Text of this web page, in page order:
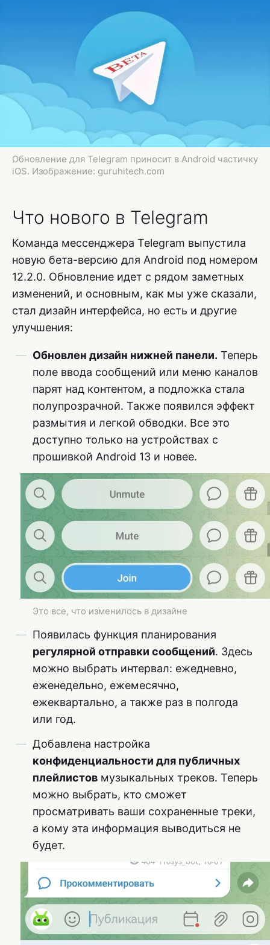
Обновление для Telegram приносит в Android частичку
iOS. Изображение: guruhitech.com
Что нового в Telegram
Команда мессенджера Telegram выпустила
новую бета-версию для Android под номером
12.2.0. Обновление идет с рядом заметных
изменений, и основным, как мы уже сказали,
стал дизайн интерфейса, но есть и другие
улучшения:
Обновлен дизайн нижней панели. Теперь
поле ввода сообщений или меню каналов
парят над контентом, а подложка стала
полупрозрачной. Также появился эффект
размытия и легкой обводки. Все это
доступно только на устройствах с
прошивкой Android 13 и новее.
Это все, что изменилось в дизайне
Появилась функция планирования
регулярной отправки сообщений. Здесь
можно выбрать интервал: ежедневно,
еженедельно, ежемесячно,
ежеквартально, а также раз в полгода
или год.
Добавлена настройка
конфиденциальности для публичных
плейлистов музыкальных треков. Теперь
можно выбрать, кто сможет
просматривать ваши сохраненные треки,
а кому эта информация выводиться не
будет.